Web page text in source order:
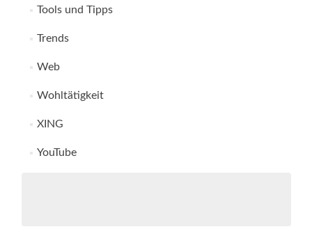
Tools und Tipps
Trends
Web
Wohltätigkeit
XING
YouTube